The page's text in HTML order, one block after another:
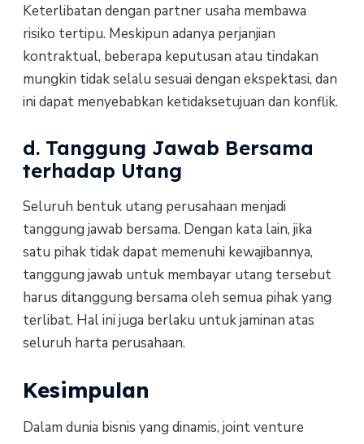
Keterlibatan dengan partner usaha membawa
risiko tertipu. Meskipun adanya perjanjian
kontraktual, beberapa keputusan atau tindakan
mungkin tidak selalu sesuai dengan ekspektasi, dan
ini dapat menyebabkan ketidaksetujuan dan konflik.
d. Tanggung Jawab Bersama
terhadap Utang
Seluruh bentuk utang perusahaan menjadi
tanggung jawab bersama. Dengan kata lain, jika
satu pihak tidak dapat memenuhi kewajibannya,
tanggung jawab untuk membayar utang tersebut
harus ditanggung bersama oleh semua pihak yang
terlibat. Hal ini juga berlaku untuk jaminan atas
seluruh harta perusahaan.
Kesimpulan
Dalam dunia bisnis yang dinamis, joint venture